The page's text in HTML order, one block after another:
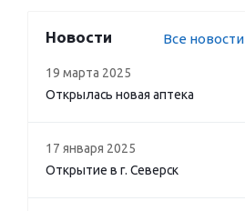
Новости Все новости
19 марта 2025
Открылась новая аптека
17 января 2025
Открытие в г. Северск